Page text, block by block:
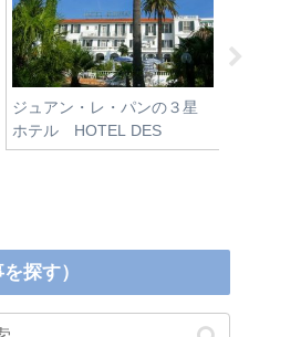
カンヌとモナコ 移動のル
ール
探す）